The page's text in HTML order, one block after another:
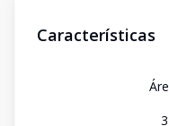
Características
3